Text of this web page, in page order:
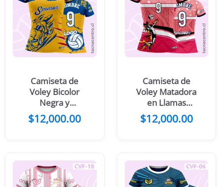
Camiseta de
Voley Bicolor
Negra y
Anaranjado con
diseño de tigre
$12,000.00
Camiseta de
Voley Matadora
en Llamas
Patrón Tribal
Azul Acero
$12,000.00